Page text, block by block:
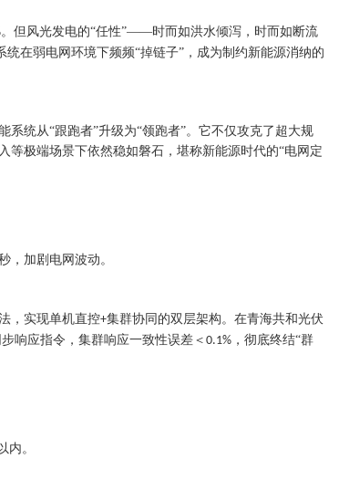
。但风光发电的“任性”——时而如洪水倾泻，时而如断流
在弱电网环境下频频“掉链子”，成为制约新能源消纳的
系统从“跟跑者”升级为“领跑者”。它不仅攻克了超大规
极端场景下依然稳如磐石，堪称新能源时代的“电网定
，加剧电网波动。
，实现单机直控+集群协同的双层架构。在青海共和光伏
响应指令，集群响应一致性误差＜ 0.1% ，彻底终结“群
内。